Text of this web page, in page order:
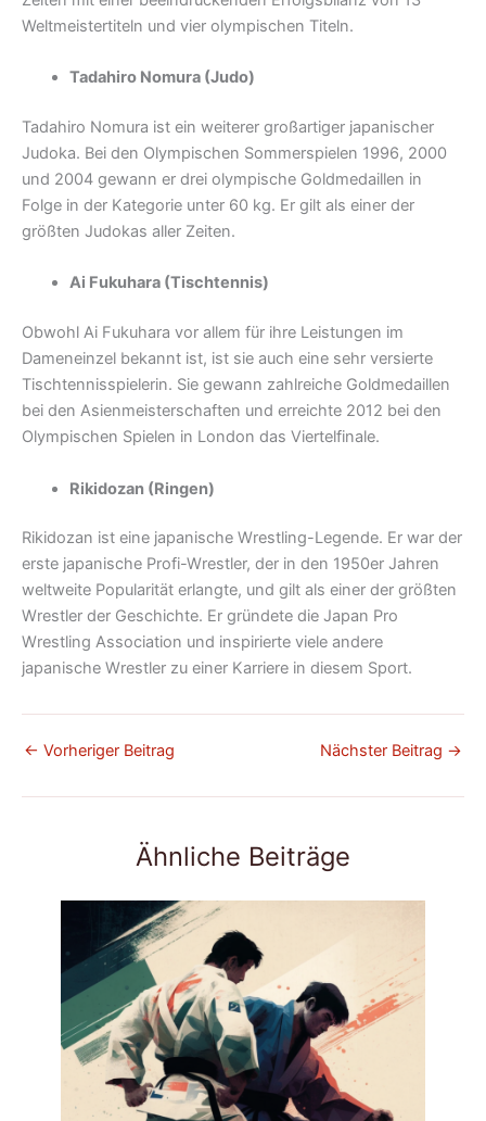
Weltmeistertiteln und vier olympischen Titeln.
Tadahiro Nomura (Judo)
Tadahiro Nomura ist ein weiterer großartiger japanischer
Judoka. Bei den Olympischen Sommerspielen 1996, 2000
und 2004 gewann er drei olympische Goldmedaillen in
Folge in der Kategorie unter 60 kg. Er gilt als einer der
größten Judokas aller Zeiten.
Ai Fukuhara (Tischtennis)
Obwohl Ai Fukuhara vor allem für ihre Leistungen im
Dameneinzel bekannt ist, ist sie auch eine sehr versierte
Tischtennisspielerin. Sie gewann zahlreiche Goldmedaillen
bei den Asienmeisterschaften und erreichte 2012 bei den
Olympischen Spielen in London das Viertelfinale.
Rikidozan (Ringen)
Rikidozan ist eine japanische Wrestling-Legende. Er war der
erste japanische Profi-Wrestler, der in den 1950er Jahren
weltweite Popularität erlangte, und gilt als einer der größten
Wrestler der Geschichte. Er gründete die Japan Pro
Wrestling Association und inspirierte viele andere
japanische Wrestler zu einer Karriere in diesem Sport.
← Vorheriger Beitrag Nächster Beitrag →
Ähnliche Beiträge